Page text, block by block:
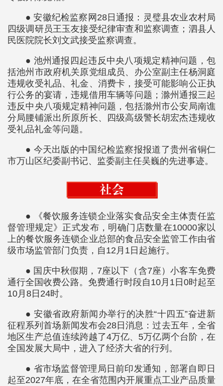
● 安徽纪检监察网28日通报：灵璧县农业农村局
四级调研员王玉友接受纪律审查和监察调查；泗县人
民医院院长刘文武接受监察调查。
● 池州通报四起违反中央八项规定精神问题，包
括池州市政府机关原党组成员、办公室副主任杨洞庭
违规收受礼品、礼金、消费卡，接受可能影响公正执
行公务的宴请，违规借用车辆等问题；滁州通报三起
违反中央八项规定精神问题，包括滁州市公安局南谯
分局腰铺派出所原所长、四级高级警长胡宏杰违规收
受礼品礼金等问题。
● 今天出版的中国纪检监察报报道了贵州省铜仁
市万山区纪委副书记、监委副主任吴巍的先进事迹。
● 《餐饮服务连锁企业落实食品安全主体责任监
督管理规定》正式发布，明确门店数量在10000家以
上的餐饮服务连锁企业总部的食品安全监管工作由省
级市场监管部门负责，自12月1日起施行。
● 国庆中秋假期，7座以下（含7座）小客车免费
通行全国收费公路。免费通行时段自10月1日0时起至
10月8日24时。
● 安徽省政府新闻办举行的决胜“十四五”奋进新
征程系列首场新闻发布会28日消息：过去五年，全省
地区生产总值连续跨越了4万亿、5万亿两个台阶，在
全国发展大局中，进入了经济大省的行列。
● 省市场监督管理局日前印发通知，部署自即日
起至2027年底，在全省范围内开展重点工业产品质量